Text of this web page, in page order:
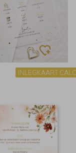
INLEGKAART